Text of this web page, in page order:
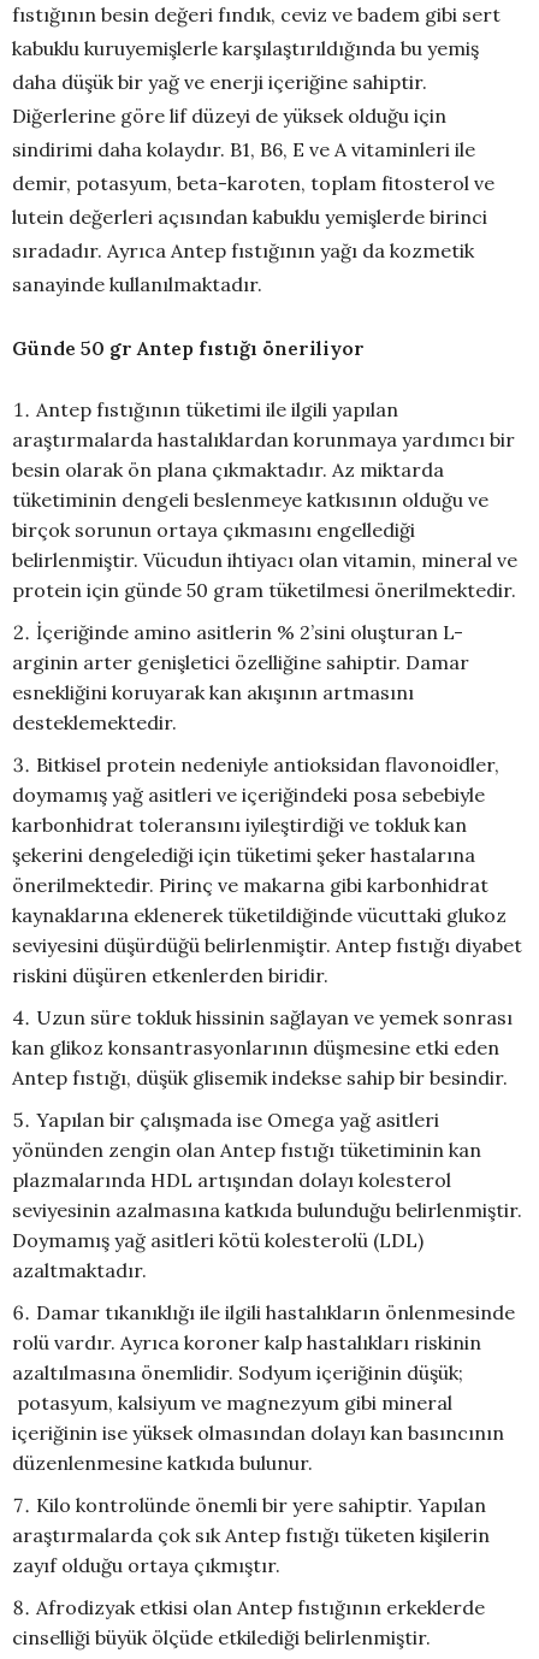
fıstığının besin değeri fındık, ceviz ve badem gibi sert
kabuklu kuruyemişlerle karşılaştırıldığında bu yemiş
daha düşük bir yağ ve enerji içeriğine sahiptir.
Diğerlerine göre lif düzeyi de yüksek olduğu için
sindirimi daha kolaydır. B1, B6, E ve A vitaminleri ile
demir, potasyum, beta-karoten, toplam fitosterol ve
lutein değerleri açısından kabuklu yemişlerde birinci
sıradadır. Ayrıca Antep fıstığının yağı da kozmetik
sanayinde kullanılmaktadır.
Günde 50 gr Antep fıstığı öneriliyor
Antep fıstığının tüketimi ile ilgili yapılan
araştırmalarda hastalıklardan korunmaya yardımcı bir
besin olarak ön plana çıkmaktadır. Az miktarda
tüketiminin dengeli beslenmeye katkısının olduğu ve
birçok sorunun ortaya çıkmasını engellediği
belirlenmiştir. Vücudun ihtiyacı olan vitamin, mineral ve
protein için günde 50 gram tüketilmesi önerilmektedir.
İçeriğinde amino asitlerin % 2’sini oluşturan L-
arginin arter genişletici özelliğine sahiptir. Damar
esnekliğini koruyarak kan akışının artmasını
desteklemektedir.
Bitkisel protein nedeniyle antioksidan flavonoidler,
doymamış yağ asitleri ve içeriğindeki posa sebebiyle
karbonhidrat toleransını iyileştirdiği ve tokluk kan
şekerini dengelediği için tüketimi şeker hastalarına
önerilmektedir. Pirinç ve makarna gibi karbonhidrat
kaynaklarına eklenerek tüketildiğinde vücuttaki glukoz
seviyesini düşürdüğü belirlenmiştir. Antep fıstığı diyabet
riskini düşüren etkenlerden biridir.
Uzun süre tokluk hissinin sağlayan ve yemek sonrası
kan glikoz konsantrasyonlarının düşmesine etki eden
Antep fıstığı, düşük glisemik indekse sahip bir besindir.
Yapılan bir çalışmada ise Omega yağ asitleri
yönünden zengin olan Antep fıstığı tüketiminin kan
plazmalarında HDL artışından dolayı kolesterol
seviyesinin azalmasına katkıda bulunduğu belirlenmiştir.
Doymamış yağ asitleri kötü kolesterolü (LDL)
azaltmaktadır.
Damar tıkanıklığı ile ilgili hastalıkların önlenmesinde
rolü vardır. Ayrıca koroner kalp hastalıkları riskinin
azaltılmasına önemlidir. Sodyum içeriğinin düşük;
potasyum, kalsiyum ve magnezyum gibi mineral
içeriğinin ise yüksek olmasından dolayı kan basıncının
düzenlenmesine katkıda bulunur.
Kilo kontrolünde önemli bir yere sahiptir. Yapılan
araştırmalarda çok sık Antep fıstığı tüketen kişilerin
zayıf olduğu ortaya çıkmıştır.
Afrodizyak etkisi olan Antep fıstığının erkeklerde
cinselliği büyük ölçüde etkilediği belirlenmiştir.